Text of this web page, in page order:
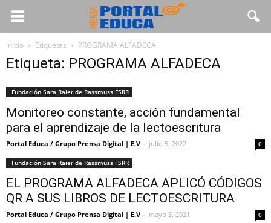
Inicio Etiquetas PROGRAMA ALFADECA
Etiqueta: PROGRAMA ALFADECA
Fundación Sara Raier de Rassmuss FSRR
Monitoreo constante, acción fundamental
para el aprendizaje de la lectoescritura
Portal Educa / Grupo Prensa Digital | E.V - julio 5, 2022 0
Fundación Sara Raier de Rassmuss FSRR
EL PROGRAMA ALFADECA APLICÓ CÓDIGOS
QR A SUS LIBROS DE LECTOESCRITURA
Portal Educa / Grupo Prensa Digital | E.V - mayo 3, 2021 0